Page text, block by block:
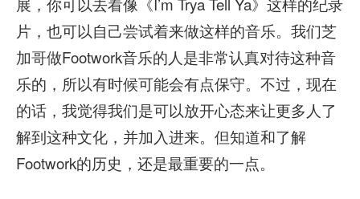
片，也可以自己尝试着来做这样的音乐。我们芝
加哥做Footwork音乐的人是非常认真对待这种音
乐的，所以有时候可能会有点保守。不过，现在
的话，我觉得我们是可以放开心态来让更多人了
解到这种文化，并加入进来。但知道和了解
Footwork的历史，还是最重要的一点。